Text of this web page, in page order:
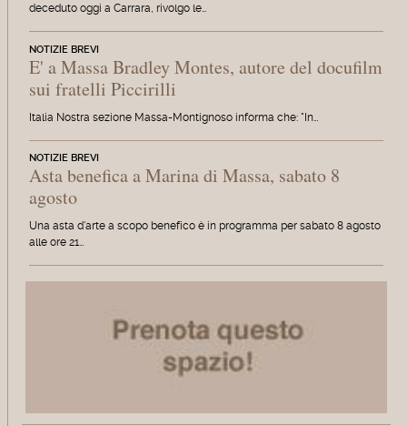
deceduto oggi a Carrara, rivolgo le…
NOTIZIE BREVI
E' a Massa Bradley Montes, autore del docufilm
sui fratelli Piccirilli
Italia Nostra sezione Massa-Montignoso informa che: "In…
NOTIZIE BREVI
Asta benefica a Marina di Massa, sabato 8
agosto
Una asta d'arte a scopo benefico è in programma per sabato 8 agosto
alle ore 21…